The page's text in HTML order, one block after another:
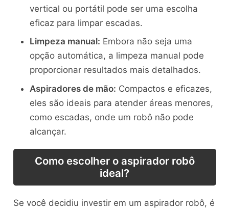
vertical ou portátil pode ser uma escolha
eficaz para limpar escadas.
Limpeza manual: Embora não seja uma
opção automática, a limpeza manual pode
proporcionar resultados mais detalhados.
Aspiradores de mão: Compactos e eficazes,
eles são ideais para atender áreas menores,
como escadas, onde um robô não pode
alcançar.
Como escolher o aspirador robô
ideal?
Se você decidiu investir em um aspirador robô, é